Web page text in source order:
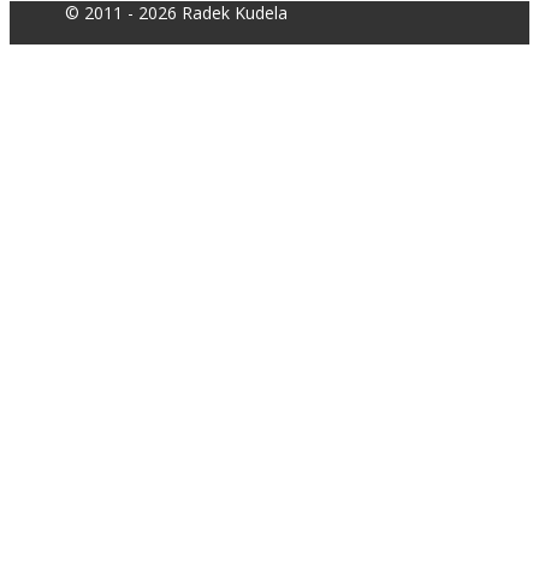
© 2011 - 2026 Radek Kudela